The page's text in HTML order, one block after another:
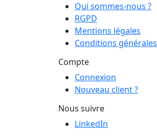
Qui sommes-nous ?
RGPD
Mentions légales
Conditions générales
Compte
Connexion
Nouveau client ?
Nous suivre
LinkedIn